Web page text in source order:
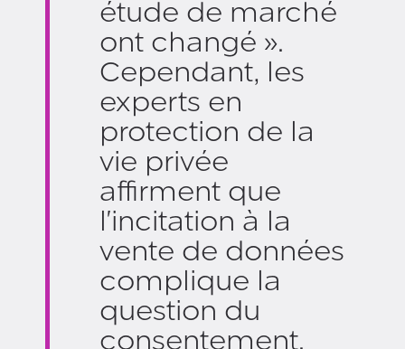
étude de marché
ont changé ».
Cependant, les
experts en
protection de la
vie privée
affirment que
l'incitation à la
vente de données
complique la
question du
consentement.